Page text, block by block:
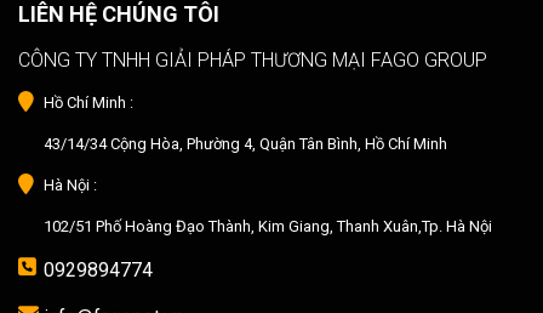
LIÊN HỆ CHÚNG TÔI
CÔNG TY TNHH GIẢI PHÁP THƯƠNG MẠI FAGO GROUP
Hồ Chí Minh :
43/14/34 Cộng Hòa, Phường 4, Quận Tân Bình, Hồ Chí Minh
Hà Nội :
102/51 Phố Hoàng Đạo Thành, Kim Giang, Thanh Xuân,Tp. Hà Nội
0929894774